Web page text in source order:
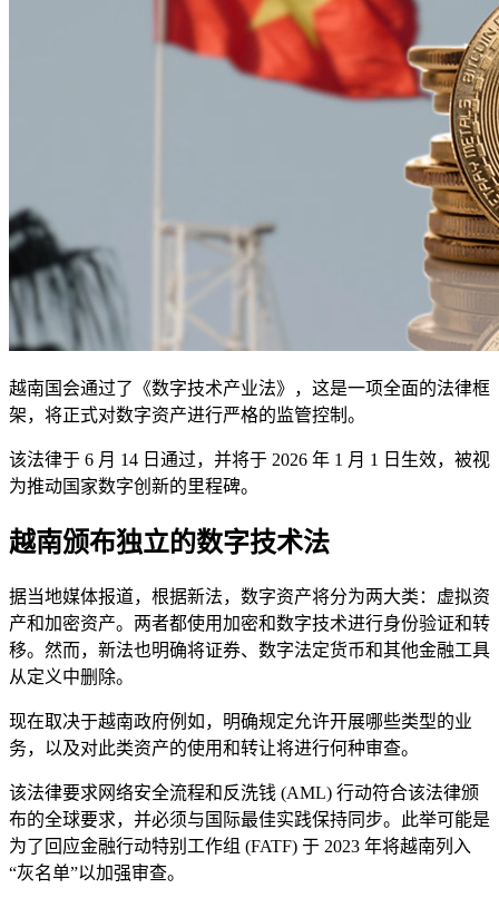
越南国会通过了《数字技术产业法》，这是一项全面的法律框
架，将正式对数字资产进行严格的监管控制。
该法律于 6 月 14 日通过，并将于 2026 年 1 月 1 日生效，被视
为推动国家数字创新的里程碑。
越南颁布独立的数字技术法
据当地媒体报道，根据新法，数字资产将分为两大类：虚拟资
产和加密资产。两者都使用加密和数字技术进行身份验证和转
移。然而，新法也明确将证券、数字法定货币和其他金融工具
从定义中删除。
现在取决于越南政府例如，明确规定允许开展哪些类型的业
务，以及对此类资产的使用和转让将进行何种审查。
该法律要求网络安全流程和反洗钱 (AML) 行动符合该法律颁
布的全球要求，并必须与国际最佳实践保持同步。此举可能是
为了回应金融行动特别工作组 (FATF) 于 2023 年将越南列入
“灰名单”以加强审查。